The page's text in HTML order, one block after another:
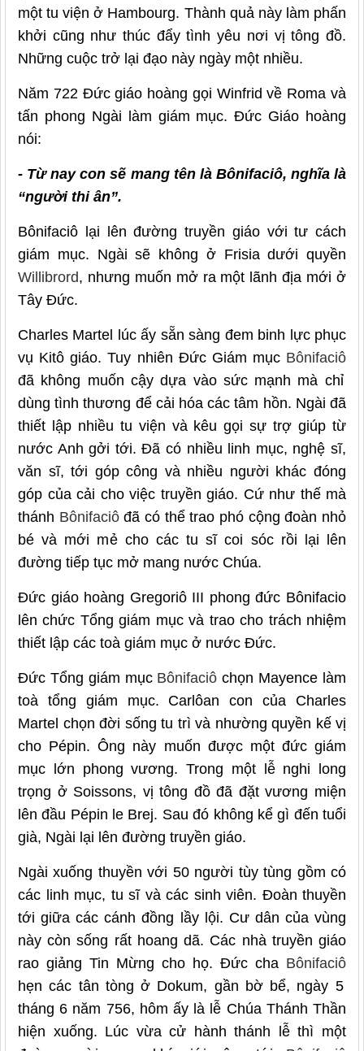
một tu viện ở Hambourg. Thành quả này làm phấn
khởi cũng như thúc đẩy tình yêu nơi vị tông đồ.
Những cuộc trở lại đạo này ngày một nhiều.
Năm 722 Đức giáo hoàng gọi Winfrid về Roma và
tấn phong Ngài làm giám mục. Đức Giáo hoàng
nói:
- Từ nay con sẽ mang tên là Bônifaciô, nghĩa là
“người thi ân”.
Bônifaciô lại lên đường truyền giáo với tư cách
giám mục. Ngài sẽ không ở Frisia dưới quyền
Willibrord, nhưng muốn mở ra một lãnh địa mới ở
Tây Đức.
Charles Martel lúc ấy sẵn sàng đem binh lực phục
vụ Kitô giáo. Tuy nhiên Đức Giám mục Bônifaciô
đã không muốn cậy dựa vào sức mạnh mà chỉ
dùng tình thương để cải hóa các tâm hồn. Ngài đã
thiết lập nhiều tu viện và kêu gọi sự trợ giúp từ
nước Anh gởi tới. Đã có nhiều linh mục, nghệ sĩ,
văn sĩ, tới góp công và nhiều người khác đóng
góp của cải cho việc truyền giáo. Cứ như thế mà
thánh Bônifaciôđã có thể trao phó cộng đoàn nhỏ
bé và mới mẻ cho các tu sĩ coi sóc rồi lại lên
đường tiếp tục mở mang nước Chúa.
Đức giáo hoàng Gregoriô III phong đức Bônifacio
lên chức Tổng giám mục và trao cho trách nhiệm
thiết lập các toà giám mục ở nước Đức.
Đức Tổng giám mục Bônifaciô chọn Mayence làm
toà tổng giám mục. Carlôan con của Charles
Martel chọn đời sống tu trì và nhường quyền kế vị
cho Pépin. Ông này muốn được một đức giám
mục lớn phong vương. Trong một lễ nghi long
trọng ở Soissons, vị tông đồ đã đặt vương miện
lên đầu Pépin le Brej. Sau đó không kể gì đến tuổi
già, Ngài lại lên đường truyền giáo.
Ngài xuống thuyền với 50 người tùy tùng gồm có
các linh mục, tu sĩ và các sinh viên. Đoàn thuyền
tới giữa các cánh đồng lầy lội. Cư dân của vùng
này còn sống rất hoang dã. Các nhà truyền giáo
rao giảng Tin Mừng cho họ. Đức cha Bônifaciô
hẹn các tân tòng ở Dokum, gần bờ bể, ngày 5
tháng 6 năm 756, hôm ấy là lễ Chúa Thánh Thần
hiện xuống. Lúc vừa cử hành thánh lễ thì một